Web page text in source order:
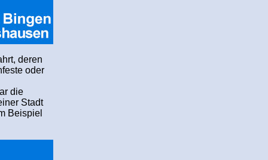
deren
oder
die
Stadt
Beispiel